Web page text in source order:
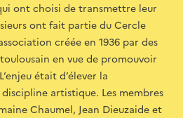
ont choisi de transmettre leur
ont fait partie du Cercle
créée en 1936 par des
en vue de promouvoir
était d’élever la
artistique. Les membres
Chaumel, Jean Dieuzaide et